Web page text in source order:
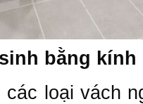
bằng kính
các loại vách